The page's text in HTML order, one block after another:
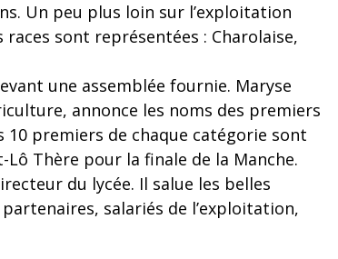
Un peu plus loin sur l’exploitation
sont représentées : Charolaise,
une assemblée fournie. Maryse
annonce les noms des premiers
10 premiers de chaque catégorie sont
Thère pour la finale de la Manche.
du lycée. Il salue les belles
salariés de l’exploitation,